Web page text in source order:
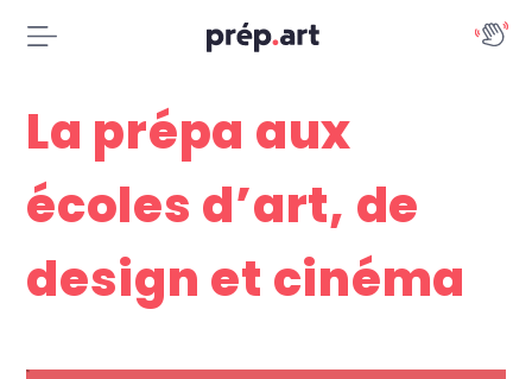
La prépa aux
écoles d’art, de
design et cinéma